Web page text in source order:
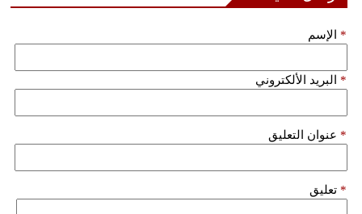
الإسم *
البريد الألكتروني *
عنوان التعليق *
تعليق *